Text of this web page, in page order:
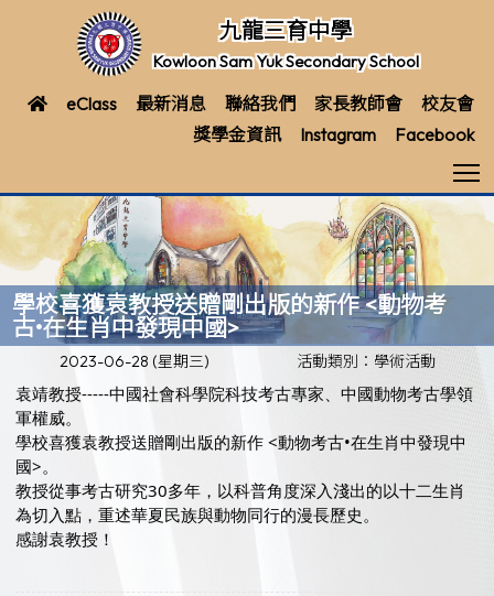
九龍三育中學
Kowloon Sam Yuk Secondary School
eClass 最新消息 聯絡我們 家長教師會
校友會
獎學金資訊
Instagram Facebook
學校喜獲袁教授送贈剛出版的新作 <動物考
古•在生肖中發現中國>
2023-06-28 (星期三) 活動類別：學術活動
袁靖教授-----中國社會科學院科技考古專家、中國動物考古學領
軍權威。
學校喜獲袁教授送贈剛出版的新作 <動物考古•在生肖中發現中
國>。
教授從事考古研究30多年，以科普角度深入淺出的以十二生肖
為切入點，重述華夏民族與動物同行的漫長歷史。
感謝袁教授！